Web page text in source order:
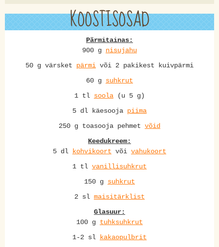
KOOSTISOSAD
Pärmitainas:
900 g nisujahu
50 g värsket pärmi või 2 pakikest kuivpärmi
60 g suhkrut
1 tl soola (u 5 g)
5 dl käesooja piima
250 g toasooja pehmet võid
Keedukreem:
5 dl kohvikoort või vahukoort
1 tl vanillisuhkrut
150 g suhkrut
2 sl maisitärklist
Glasuur:
100 g tuhksuhkrut
1-2 sl kakaopulbrit